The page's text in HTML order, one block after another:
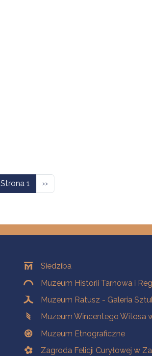
Strona 1 Następna strona
››
OddziałySiedziba
Muzeum Historii Tarnowa i
Muzeum Ratusz - Galeria
Muzeum Wincentego Witosa
Muzeum Etnograficzne
Zagroda Felicji Curyłowej w